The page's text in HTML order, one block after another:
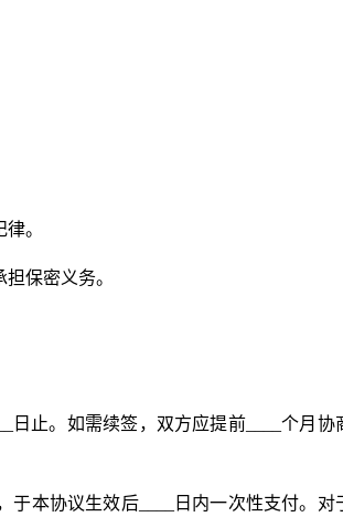
。
保密义务。
日止。如需续签，双方应提前____个月协
于本协议生效后____日内一次性支付。对